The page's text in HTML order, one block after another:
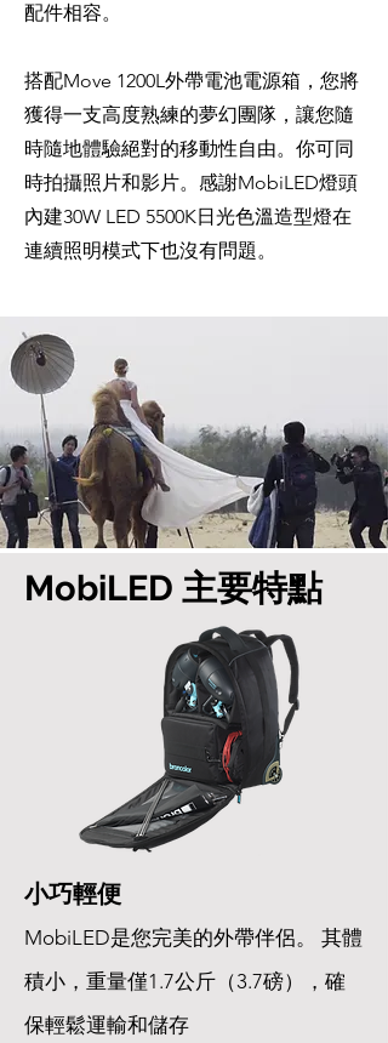
配件相容。
搭配Move 1200L外帶電池電源箱，您將
獲得一支高度熟練的夢幻團隊，讓您隨
時隨地體驗絕對的移動性自由。你可同
時拍攝照片和影片。感謝MobiLED燈頭
內建30W LED 5500K日光色溫造型燈在
連續照明模式下也沒有問題。
MobiLED 主要特點
小巧輕便
MobiLED是您完美的外帶伴侶。 其體
積小，重量僅1.7公斤（3.7磅），確
保輕鬆運輸和儲存